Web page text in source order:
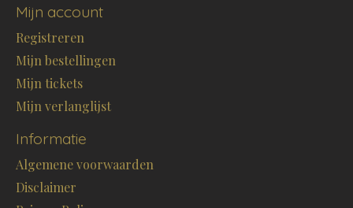
Mijn account
Registreren
Mijn bestellingen
Mijn tickets
Mijn verlanglijst
Informatie
Algemene voorwaarden
Disclaimer